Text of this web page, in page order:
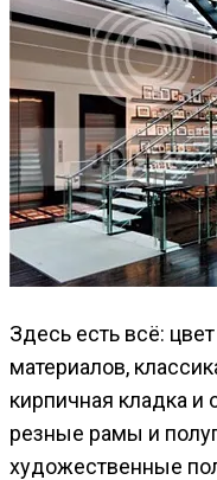
Здесь есть всё:
материалов,
кирпичная кладка и
резные рамы и
художественные